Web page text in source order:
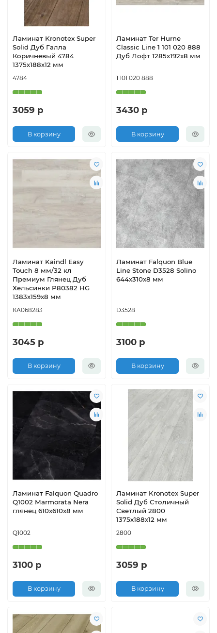
Ламинат Kronotex Super
Solid Дуб Галла
Коричневый 4784
1375х188х12 мм
4784
3059 р
В корзину
Ламинат Ter Hurne
Classic Line 1 101 020 888
Дуб Лофт 1285x192x8 мм
1 101 020 888
3430 р
В корзину
Ламинат Kaindl Easy
Touch 8 мм/32 кл
Премиум Глянец Дуб
Хельсинки Р80382 HG
1383х159х8 мм
КА068283
3045 р
В корзину
Ламинат Falquon Blue
Line Stone D3528 Solino
644х310х8 мм
D3528
3100 р
В корзину
Ламинат Falquon Quadro
Q1002 Marmorata Nera
глянец 610х610х8 мм
Q1002
3100 р
В корзину
Ламинат Kronotex Super
Solid Дуб Столичный
Светлый 2800
1375х188х12 мм
2800
3059 р
В корзину